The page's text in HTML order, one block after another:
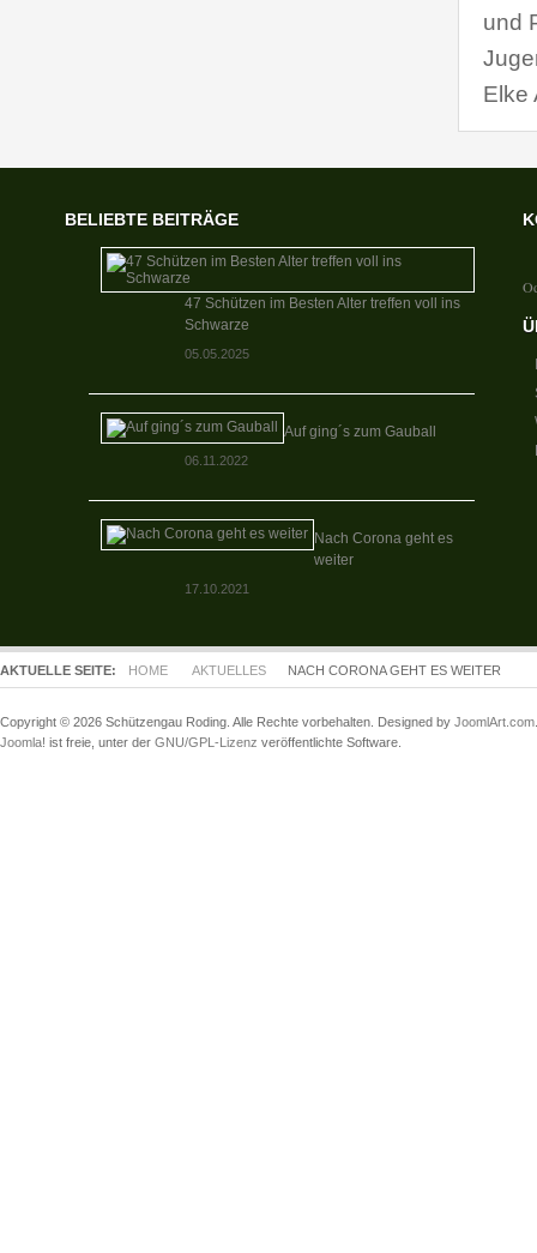
und
Elke
BELIEBTE BEITRÄGE
47 Schützen im Besten Alter treffen voll ins
Schwarze
05.05.2025
Auf ging´s zum Gauball
06.11.2022
Nach Corona geht es
weiter
17.10.2021
AKTUELLE SEITE: HOME AKTUELLES NACH CORONA GEHT ES WEITER
Copyright © 2026 Schützengau Roding. Alle Rechte vorbehalten. Designed by JoomlArt.com
Joomla! ist freie, unter der GNU/GPL-Lizenz veröffentlichte Software.